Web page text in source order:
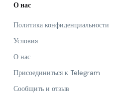
О нас
Политика конфиденциальности
Условия
О нас
Присоединиться к Telegram
Сообщить и отзыв